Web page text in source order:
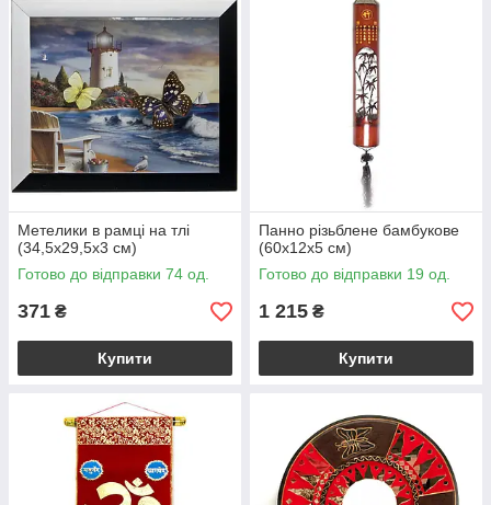
Метелики в рамці на тлі
(34,5х29,5х3 см)
Готово до відправки 74 од.
371 ₴
Купити
Панно різьблене бамбукове
(60х12х5 см)
Готово до відправки 19 од.
1 215 ₴
Купити